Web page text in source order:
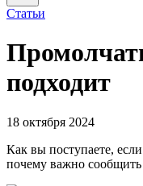
Статьи
подходит
18 октября 2024
Как вы поступаете,
почему важно сообщить